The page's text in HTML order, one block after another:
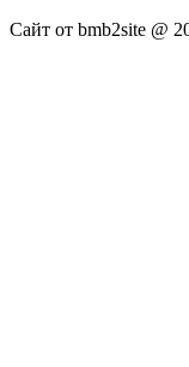
Сайт от bmb2site @